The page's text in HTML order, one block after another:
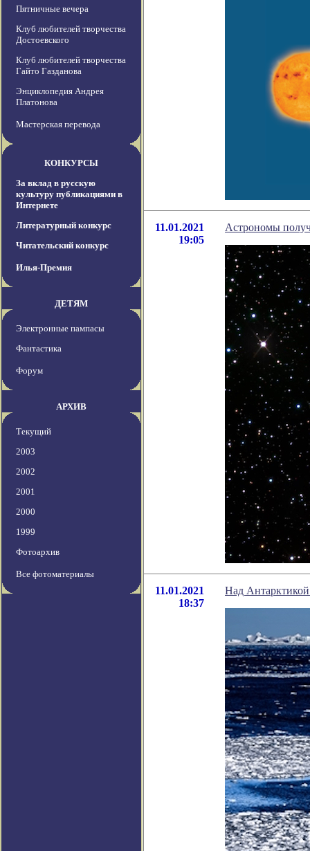
Пятничные вечера
Клуб любителей творчества
Достоевского
Клуб любителей творчества
Гайто Газданова
Энциклопедия Андрея
Платонова
Мастерская перевода
КОНКУРСЫ
За вклад в русскую
культуру публикациями в
Интернете
Литературный конкурс
Читательский конкурс
Илья-Премия
ДЕТЯМ
Электронные пампасы
Фантастика
Форум
АРХИВ
Текущий
2003
2002
2001
2000
1999
Фотоархив
Все фотоматериалы
11.01.2021
19:05
Астрономы
11.01.2021
18:37
Над Антарктикой